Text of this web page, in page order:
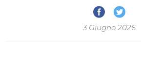
3 Giugno 2026